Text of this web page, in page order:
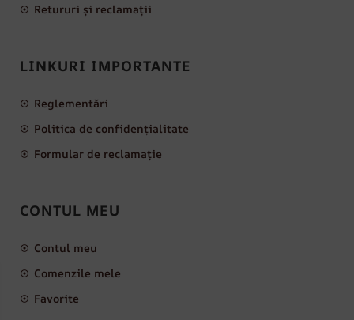
Retururi și reclamații
LINKURI IMPORTANTE
Reglementări
Politica de confidențialitate
Formular de reclamație
CONTUL MEU
Contul meu
Comenzile mele
Favorite